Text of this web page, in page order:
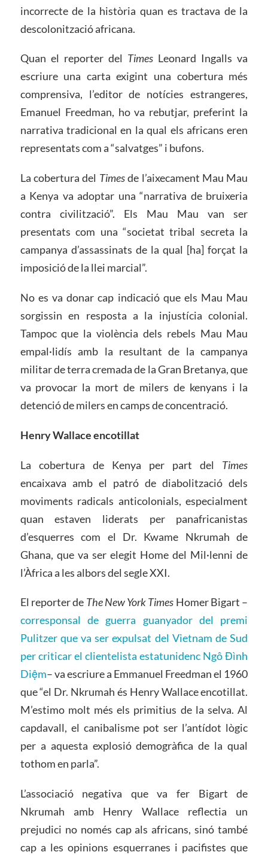
incorrecte de la història quan es tractava de la
descolonització africana.
Quan el reporter del Times Leonard Ingalls va
escriure una carta exigint una cobertura més
comprensiva, l’editor de notícies estrangeres,
Emanuel Freedman, ho va rebutjar, preferint la
narrativa tradicional en la qual els africans eren
representats com a “salvatges” i bufons.
La cobertura del Timesde l’aixecament Mau Mau
a Kenya va adoptar una “narrativa de bruixeria
contra civilització”. Els Mau Mau van ser
presentats com una “societat tribal secreta la
campanya d’assassinats de la qual [ha] forçat la
imposició de la llei marcial”.
No es va donar cap indicació que els Mau Mau
sorgissin en resposta a la injustícia colonial.
Tampoc que la violència dels rebels Mau Mau
empal·lidís amb la resultant de la campanya
militar de terra cremada de la Gran Bretanya, que
va provocar la mort de milers de kenyans i la
detenció de milers en camps de concentració.
Henry Wallace encotillat
La cobertura de Kenya per part del Times
encaixava amb el patró de diabolització dels
moviments radicals anticolonials, especialment
quan estaven liderats per panafricanistas
d’esquerres com el Dr. Kwame Nkrumah de
Ghana, que va ser elegit Home del Mil·lenni de
l’Àfrica a les albors del segle XXI.
El reporter de The New York Times Homer Bigart –
corresponsal de guerra guanyador del premi
Pulitzer que va ser expulsat del Vietnam de Sud
per criticar el clientelista estatunidenc Ngô Đình
Diệm– va escriure a Emmanuel Freedman el 1960
que “el Dr. Nkrumah és Henry Wallace encotillat.
M’estimo molt més els primitius de la selva. Al
capdavall, el canibalisme pot ser l’antídot lògic
per a aquesta explosió demogràfica de la qual
tothom en parla”.
L’associació negativa que va fer Bigart de
Nkrumah amb Henry Wallace reflectia un
prejudici no només cap als africans, sinó també
cap a les opinions esquerranes i pacifistes que